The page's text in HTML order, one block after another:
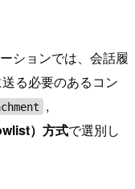
ションでは、会話履
る必要のあるコン
,
）方式で選別し